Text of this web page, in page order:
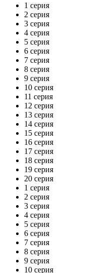
1 серия
2 серия
3 серия
4 серия
5 серия
6 серия
7 серия
8 серия
9 серия
10 серия
11 серия
12 серия
13 серия
14 серия
15 серия
16 серия
17 серия
18 серия
19 серия
20 серия
1 серия
2 серия
3 серия
4 серия
5 серия
6 серия
7 серия
8 серия
9 серия
10 серия